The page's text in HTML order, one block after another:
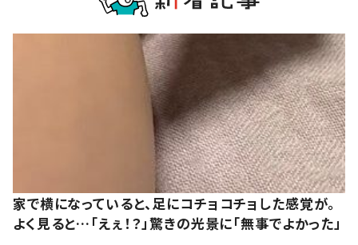
家で横になっていると、足にコチョコチョした感覚が。
よく見ると…「えぇ！？」驚きの光景に「無事でよかった」